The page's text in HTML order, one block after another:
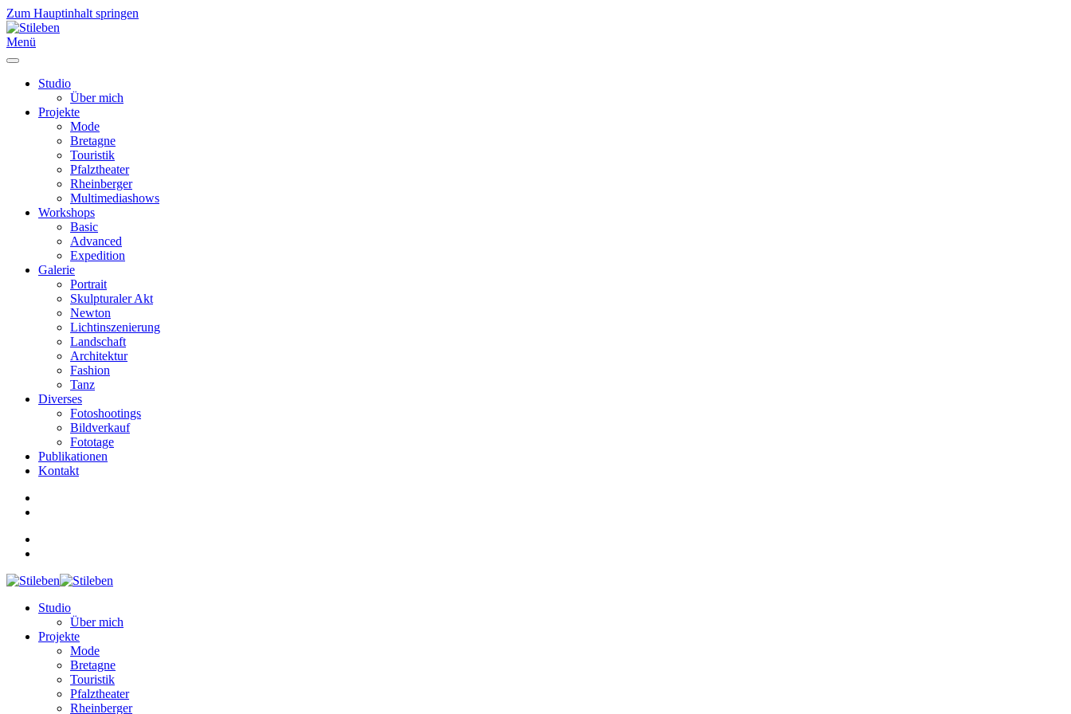
Zum Hauptinhalt springen
Menü
Studio
Über mich
Projekte
Mode
Bretagne
Touristik
Pfalztheater
Rheinberger
Multimediashows
Workshops
Basic
Advanced
Expedition
Galerie
Portrait
Skulpturaler Akt
Newton
Lichtinszenierung
Landschaft
Architektur
Fashion
Tanz
Diverses
Fotoshootings
Bildverkauf
Fototage
Publikationen
Kontakt
Studio
Über mich
Projekte
Mode
Bretagne
Touristik
Pfalztheater
Rheinberger